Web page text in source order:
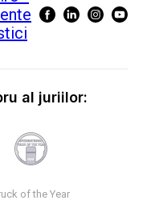
al juriilor:
of the Year